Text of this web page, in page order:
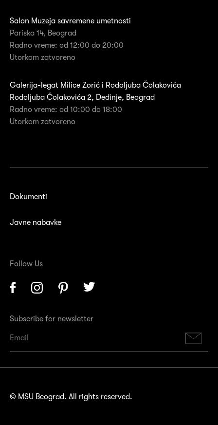
Salon Muzeja savremene umetnosti
Pariska 14, Beograd
Radno vreme: od 12:00 do 20:00
Utorkom zatvoreno
Galerija-legat Milice Zorić i Rodoljuba Čolakovića
Rodoljuba Čolakovića 2, Dedinje, Beograd
Radno vreme: od 10:00 do 18:00
Utorkom zatvoreno
Dokumenti
Javne nabavke
Follow Us
Facebook InstagramPinterest
Subscribe for newsletter
© MSU Beograd. All rights reserved.